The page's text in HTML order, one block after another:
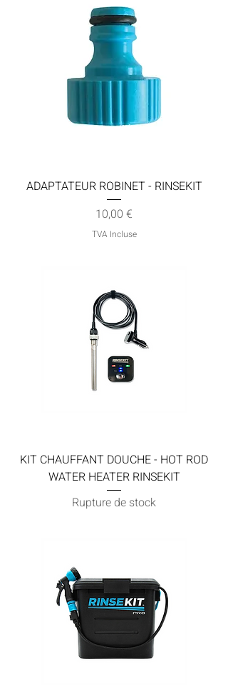
ADAPTATEUR ROBINET - RINSEKIT
Prix
10,00 €
TVA Incluse
KIT CHAUFFANT DOUCHE - HOT ROD
WATER HEATER RINSEKIT
Rupture de stock